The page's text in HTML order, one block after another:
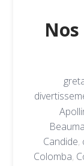
Candide,
Colomba,